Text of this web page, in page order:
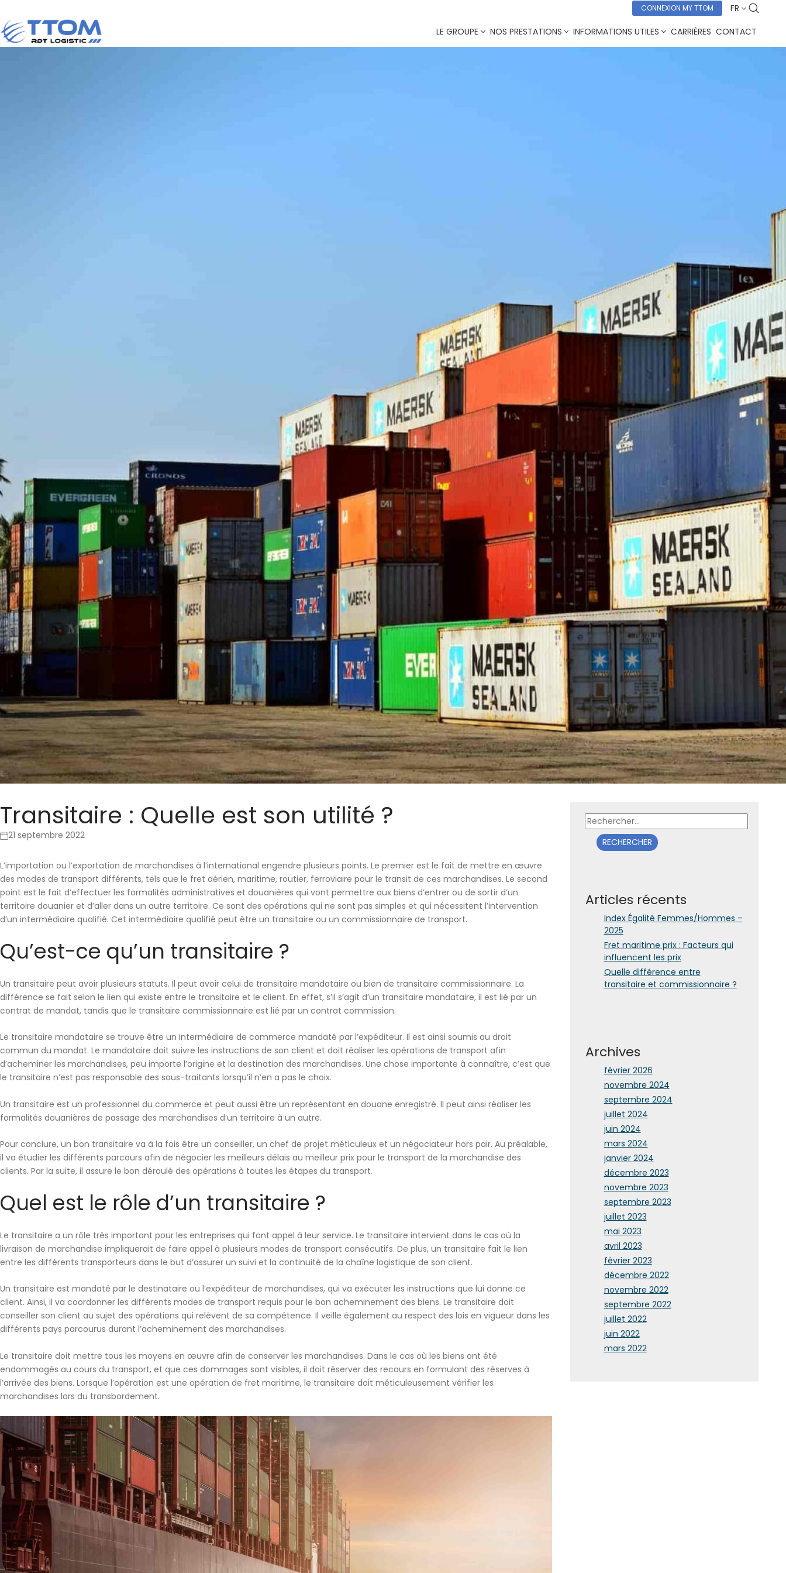
CONNEXION MY TTOM
FR
LE GROUPE
NOS PRESTATIONS INFORMATIONS UTILES CARRIÈRES CONTACT
Transitaire : Quelle est son utilité ?
21 septembre 2022
L’importation ou l’exportation de marchandises à l’international engendre plusieurs points. Le premier est le fait de mettre en œuvre
des modes de transport différents, tels que le fret aérien, maritime, routier, ferroviaire pour le transit de ces marchandises. Le second
point est le fait d’effectuer les formalités administratives et douanières qui vont permettre aux biens d’entrer ou de sortir d’un
territoire douanier et d’aller dans un autre territoire. Ce sont des opérations qui ne sont pas simples et qui nécessitent l’intervention
d’un intermédiaire qualifié. Cet intermédiaire qualifié peut être un transitaire ou un commissionnaire de transport.
Qu’est-ce qu’un transitaire ?
Un transitaire peut avoir plusieurs statuts. Il peut avoir celui de transitaire mandataire ou bien de transitaire commissionnaire. La
différence se fait selon le lien qui existe entre le transitaire et le client. En effet, s’il s’agit d’un transitaire mandataire, il est lié par un
contrat de mandat, tandis que le transitaire commissionnaire est lié par un contrat commission.
Le transitaire mandataire se trouve être un intermédiaire de commerce mandaté par l’expéditeur. Il est ainsi soumis au droit
commun du mandat. Le mandataire doit suivre les instructions de son client et doit réaliser les opérations de transport afin
d’acheminer les marchandises, peu importe l’origine et la destination des marchandises. Une chose importante à connaître, c’est que
le transitaire n’est pas responsable des sous-traitants lorsqu’il n’en a pas le choix.
Un transitaire est un professionnel du commerce et peut aussi être un représentant en douane enregistré. Il peut ainsi réaliser les
formalités douanières de passage des marchandises d’un territoire à un autre.
Pour conclure, un bon transitaire va à la fois être un conseiller, un chef de projet méticuleux et un négociateur hors pair. Au préalable,
il va étudier les différents parcours afin de négocier les meilleurs délais au meilleur prix pour le transport de la marchandise des
clients. Par la suite, il assure le bon déroulé des opérations à toutes les étapes du transport.
Quel est le rôle d’un transitaire ?
Le transitaire a un rôle très important pour les entreprises qui font appel à leur service. Le transitaire intervient dans le cas où la
livraison de marchandise impliquerait de faire appel à plusieurs modes de transport consécutifs. De plus, un transitaire fait le lien
entre les différents transporteurs dans le but d’assurer un suivi et la continuité de la chaîne logistique de son client.
Un transitaire est mandaté par le destinataire ou l’expéditeur de marchandises, qui va exécuter les instructions que lui donne ce
client. Ainsi, il va coordonner les différents modes de transport requis pour le bon acheminement des biens. Le transitaire doit
conseiller son client au sujet des opérations qui relèvent de sa compétence. Il veille également au respect des lois en vigueur dans les
différents pays parcourus durant l’acheminement des marchandises.
Le transitaire doit mettre tous les moyens en œuvre afin de conserver les marchandises. Dans le cas où les biens ont été
endommagés au cours du transport, et que ces dommages sont visibles, il doit réserver des recours en formulant des réserves à
l’arrivée des biens. Lorsque l’opération est une opération de fret maritime, le transitaire doit méticuleusement vérifier les
marchandises lors du transbordement.
Rechercher :
Articles récents
Index Égalité Femmes/Hommes –
2025
Fret maritime prix : Facteurs qui
influencent les prix
Quelle différence entre
transitaire et commissionnaire ?
Archives
février 2026
novembre 2024
septembre 2024
juillet 2024
juin 2024
mars 2024
janvier 2024
décembre 2023
novembre 2023
septembre 2023
juillet 2023
mai 2023
avril 2023
février 2023
décembre 2022
novembre 2022
septembre 2022
juillet 2022
juin 2022
mars 2022